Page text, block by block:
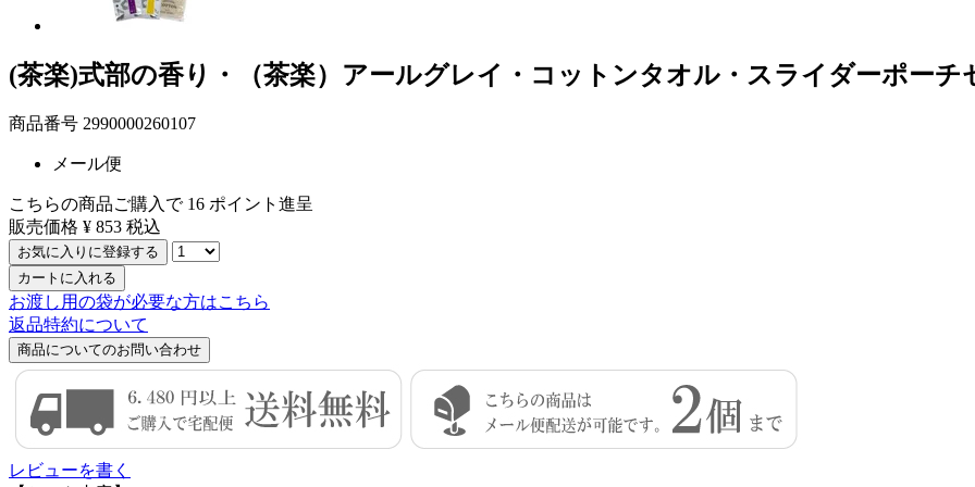
(茶楽)式部の香り・（茶楽）アールグレイ・コットンタオル・スライダーポーチ
商品番号 2990000260107
メール便
こちらの商品ご購入で 16 ポイント進呈
販売価格 ¥ 853 税込
お気に入りに登録する
カートに入れる
お渡し用の袋が必要な方はこちら
返品特約について
商品についてのお問い合わせ
レビューを書く